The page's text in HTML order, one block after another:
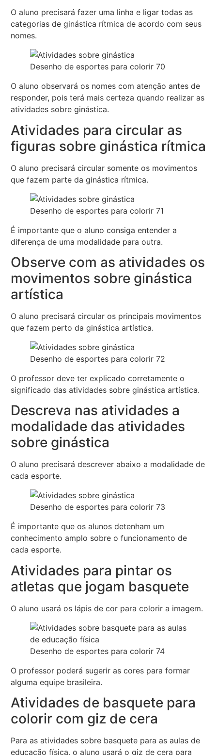
O aluno precisará fazer uma linha e ligar todas as
categorias de ginástica rítmica de acordo com seus
nomes.
Desenho de esportes para colorir 70
O aluno observará os nomes com atenção antes de
responder, pois terá mais certeza quando realizar as
atividades sobre ginástica.
Atividades para circular as
figuras sobre ginástica rítmica
O aluno precisará circular somente os movimentos
que fazem parte da ginástica rítmica.
Desenho de esportes para colorir 71
É importante que o aluno consiga entender a
diferença de uma modalidade para outra.
Observe com as atividades os
movimentos sobre ginástica
artística
O aluno precisará circular os principais movimentos
que fazem perto da ginástica artística.
Desenho de esportes para colorir 72
O professor deve ter explicado corretamente o
significado das atividades sobre ginástica artística.
Descreva nas atividades a
modalidade das atividades
sobre ginástica
O aluno precisará descrever abaixo a modalidade de
cada esporte.
Desenho de esportes para colorir 73
É importante que os alunos detenham um
conhecimento amplo sobre o funcionamento de
cada esporte.
Atividades para pintar os
atletas que jogam basquete
O aluno usará os lápis de cor para colorir a imagem.
Desenho de esportes para colorir 74
O professor poderá sugerir as cores para formar
alguma equipe brasileira.
Atividades de basquete para
colorir com giz de cera
Para as atividades sobre basquete para as aulas de
educação física, o aluno usará o giz de cera para